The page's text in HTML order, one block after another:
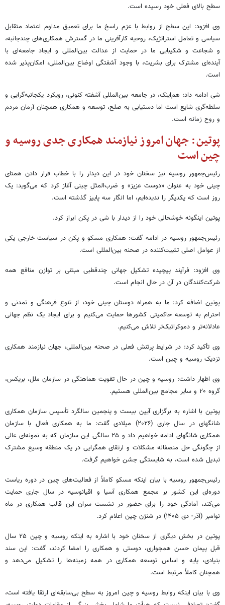
سطح بالای فعلی خود رسیده است.
وی افزود: این سطح از روابط با عزم راسخ ما برای تعمیق مداوم اعتماد متقابل
سیاسی و تعامل استراتژیک، روحیه کارآفرینی ما در گسترش همکاری‌های چندجانبه،
و شجاعت و شکیبایی ما در حمایت از عدالت بین‌المللی و ایجاد جامعه‌ای با
آینده‌ای مشترک برای بشریت، با وجود آشفتگی اوضاع بین‌المللی، امکان‌پذیر شده
است.
شی ادامه داد: هم‌اینک، در جامعه بین‌المللی آشفته کنونی، رویکرد یکجانبه‌گرایی و
سلطه‌گری شایع است اما دستیابی به صلح، توسعه و همکاری همچنان آرمان مردم
و روح زمانه است.
پوتین: جهان امروز نیازمند همکاری جدی روسیه و
چین است
رئیس‌جمهور روسیه نیز سخنان خود در این دیدار را با خطاب قرار دادن همتای
چینی خود به عنوان «دوست عزیز» و ضرب‌المثل چینی آغاز کرد که می‌گوید: یک
روز است که یکدیگر را ندیده‌ایم، اما انگار سه پاییز گذشته است.
پوتین اینگونه خوشحالی خود را از دیدار با شی در پکن ابراز کرد.
رئیس‌جمهور روسیه در ادامه گفت:‌ همکاری مسکو و پکن در سیاست خارجی یکی
از عوامل اصلی تثبیت‌کننده در صحنه بین‌المللی است.
وی افزود: فرآیند پیچیده تشکیل جهانی چندقطبی مبتنی بر توازن منافع همه
شرکت‌کنندگان در آن در حال انجام است.
پوتین اضافه کرد:‌ ما به همراه دوستان چینی خود، از تنوع فرهنگی و تمدنی و
احترام به توسعه حاکمیتی کشورها حمایت می‌کنیم و برای ایجاد یک نظم جهانی
عادلانه‌تر و دموکراتیک‌تر تلاش می‌کنیم.
وی تأکید کرد: در شرایط پرتنش فعلی در صحنه بین‌المللی، جهان نیازمند همکاری
نزدیک روسیه و چین است.
وی اظهار داشت:‌ روسیه و چین در حال تقویت هماهنگی در سازمان ملل، بریکس،
گروه ۲۰ و سایر مجامع بین‌المللی هستیم.
پوتین با اشاره به برگزاری آیین بیست و پنجمین سالگرد تأسیس سازمان همکاری
شانگهای در سال جاری (۲۰۲۶) میلادی گفت: ما به همکاری فعال با سازمان
همکاری شانگهای ادامه خواهیم داد و ۲۵ سالگی این سازمان که به نمونه‌ای عالی
از چگونگی حل منصفانه مشکلات و ارتقای همگرایی در یک منطقه وسیع مشترک
تبدیل شده است، به شایستگی جشن خواهیم گرفت.
رئیس‌جمهور روسیه با بیان اینکه مسکو کاملاً از فعالیت‌های چین در دوره ریاست
دوره‌ای این کشور بر مجمع همکاری آسیا و اقیانوسیه در سال جاری حمایت
می‌کند، آمادگی خود را برای حضور در نشست سران این قالب همکاری در ماه
نوامبر (آذر- دی ۱۴۰۵) در شنژن چین اعلام کرد.
پوتین در بخش دیگری از سخنان خود با اشاره به اینکه روسیه و چین ۲۵ سال
قبل پیمان حسن همجواری، دوستی و همکاری را امضا کردند، گفت: این سند
بنیادی، پایه و اساس توسعه همکاری در همه زمینه‌ها را تشکیل می‌دهد و
همچنان کاملاً مرتبط است.
وی با بیان اینکه روابط روسیه و چین امروز به سطح بی‌سابقه‌ای ارتقا یافته است،